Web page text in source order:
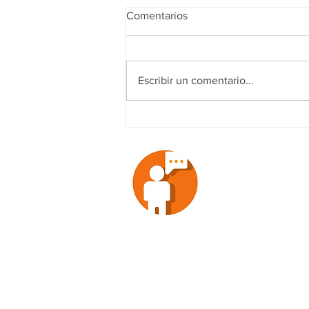
México, según SMN
Comentarios
Escribir un comentario...